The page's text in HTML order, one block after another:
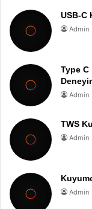
USB-C
Admin
Type C
Admin
TWS
Admin
Admin